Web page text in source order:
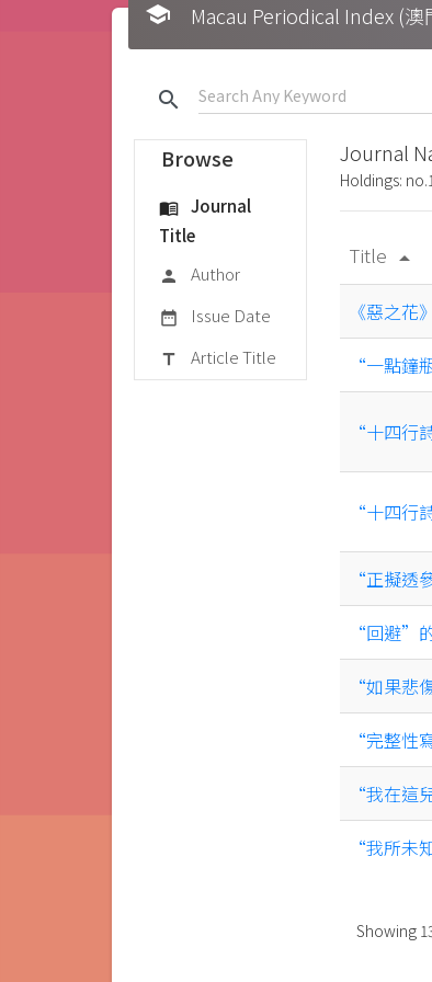
school Macau Periodical Index (
search
Browse
menu_book
Journal
Title
person Author
date_range Issue Date
title Article Title
Journal
Holdings:
Title arrow_drop_up
《惡之花
“一點鐘
“十四行
“十四行
“正擬透
“回避”
“如果悲
“完整性
“我在這
“我所未
Showing